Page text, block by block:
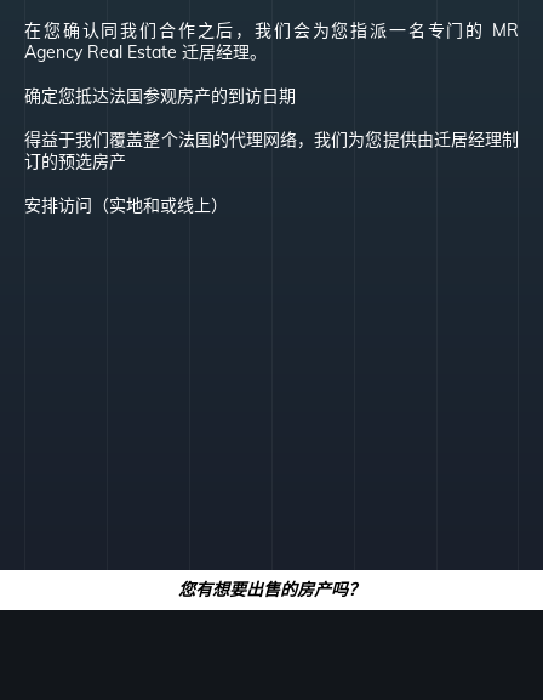
在您确认同我们合作之后，我们会为您指派一名专门的 MR
Agency Real Estate 迁居经理。
确定您抵达法国参观房产的到访日期
得益于我们覆盖整个法国的代理网络，我们为您提供由迁居经理制
订的预选房产
安排访问（实地和或线上）
您有想要出售的房产吗？